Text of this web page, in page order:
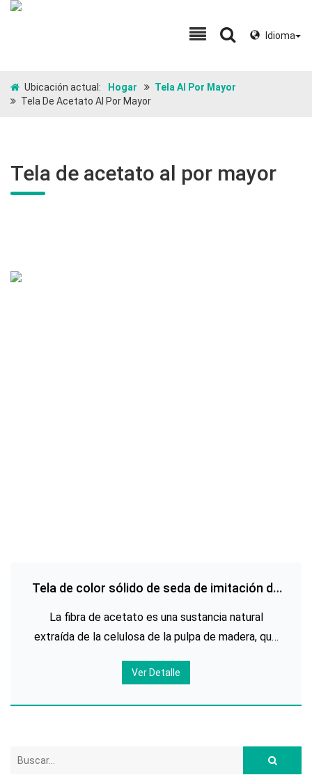
Idioma
Ubicación actual: Hogar
Tela Al Por Mayor
Tela De Acetato Al Por Mayor
Tela de acetato al por mayor
Tela de color sólido de seda de imitación de
La fibra de acetato es una sustancia natural
extraída de la celulosa de la pulpa de madera, que
junto con el anhídrido acético como materia prima.
Ver Detalle